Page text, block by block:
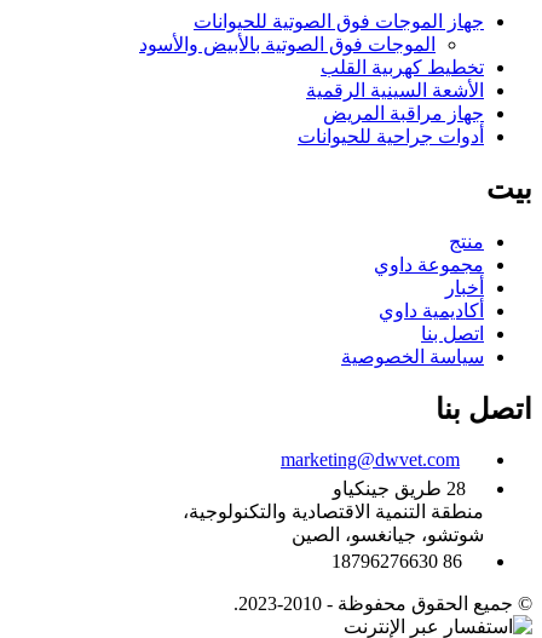
جهاز الموجات فوق الصوتية للحيوانات
الموجات فوق الصوتية بالأبيض والأسود
تخطيط كهربية القلب
الأشعة السينية الرقمية
جهاز مراقبة المريض
أدوات جراحية للحيوانات
بيت
منتج
مجموعة داوي
أخبار
أكاديمية داوي
اتصل بنا
سياسة الخصوصية
اتصل بنا
marketing@dwvet.com
28 طريق جينكياو
منطقة التنمية الاقتصادية والتكنولوجية،
شوتشو، جيانغسو، الصين
86 18796276630
© جميع الحقوق محفوظة - 2010-2023.